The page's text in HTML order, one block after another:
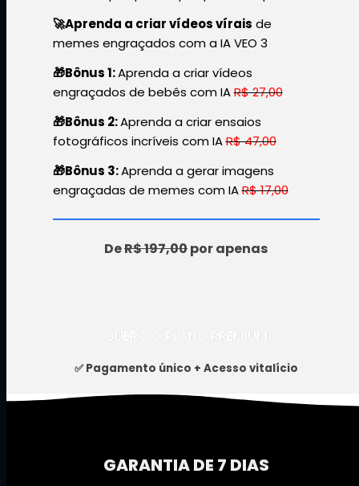
🚀Aprenda a criar vídeos vírais de
memes engraçados com a IA VEO 3
🎁Bônus 1:Aprenda a criar vídeos
engraçados de bebês com IAR$ 27,00
🎁Bônus 2:Aprenda a criar ensaios
fotográficos incríveis com IAR$ 47,00
🎁Bônus 3:Aprenda a gerar imagens
engraçadas de memes com IAR$ 17,00
DeR$ 197,00por apenas
QUERO O PLANO PREMIUM
✅ Pagamento único + Acesso vitalício
GARANTIA DE 7 DIAS